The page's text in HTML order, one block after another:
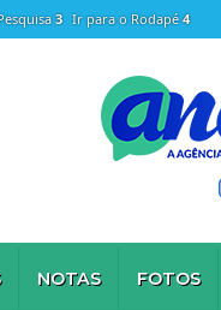
3 Ir para o Rodapé4
NOTAS FOTOS